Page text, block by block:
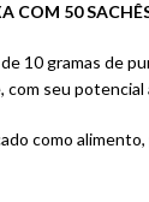
COM 50
10 gramas de
com seu
como